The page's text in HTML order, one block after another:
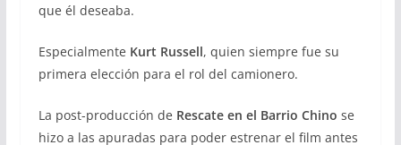
que él deseaba.
Especialmente Kurt Russell, quien siempre fue su
primera elección para el rol del camionero.
La post-producción de Rescate en el Barrio Chino se
hizo a las apuradas para poder estrenar el film antes